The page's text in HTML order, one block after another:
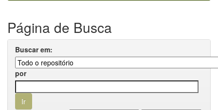
Página de Busca
Buscar em:
por